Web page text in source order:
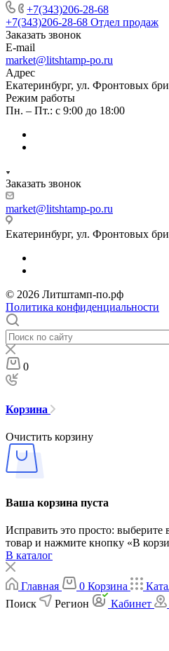
+7(343)206-28-68
+7(343)206-28-68 Отдел продаж
Заказать звонок
E-mail
market@litshtamp-po.ru
Адрес
Екатеринбург, ул. Фронтовых
Режим работы
Пн. – Пт.: с 9:00 до 18:00
Заказать звонок
market@litshtamp-po.ru
Екатеринбург, ул. Фронтовых
© 2026 Литштамп-по.рф
Политика конфиденциальности
0
Корзина
Очистить корзину
Ваша корзина пуста
Исправить это просто: выберите
товар и нажмите кнопку «В
В каталог
Главная 0 Корзина
Поиск
Регион Кабинет